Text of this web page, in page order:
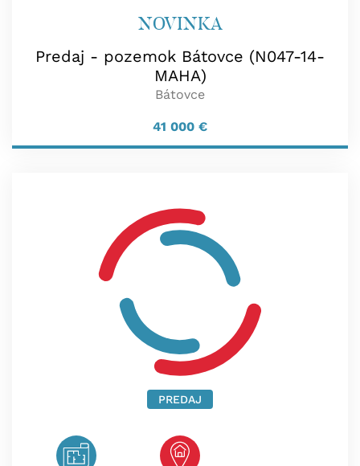
NOVINKA
Predaj - pozemok Bátovce (N047-14-
MAHA)
Bátovce
41 000 €
PREDAJ